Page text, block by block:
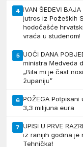
4 IVAN ŠEDEVI
jutros iz Požeških
hodočašće
vraća u studenom!
5 UOČI DANA
ministra Medveda
„Bila mi je čast
županiju”
6 POŽEGA
3,3 milijuna eura
7 UPISI U PRVE
iz ranijih godina je
Tehnička!